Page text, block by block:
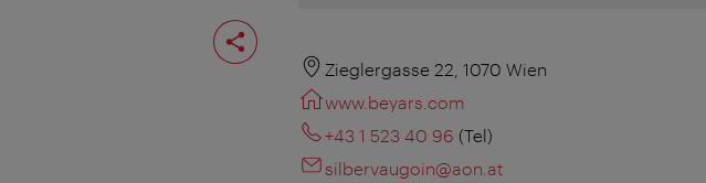
Поделиться
страницей
Zieglergasse 22, 1070 Wien
www.beyars.com
+43 1 523 40 96 (Tel)
silbervaugoin@aon.at